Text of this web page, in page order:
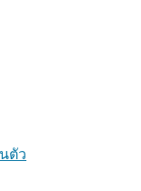
ตัว